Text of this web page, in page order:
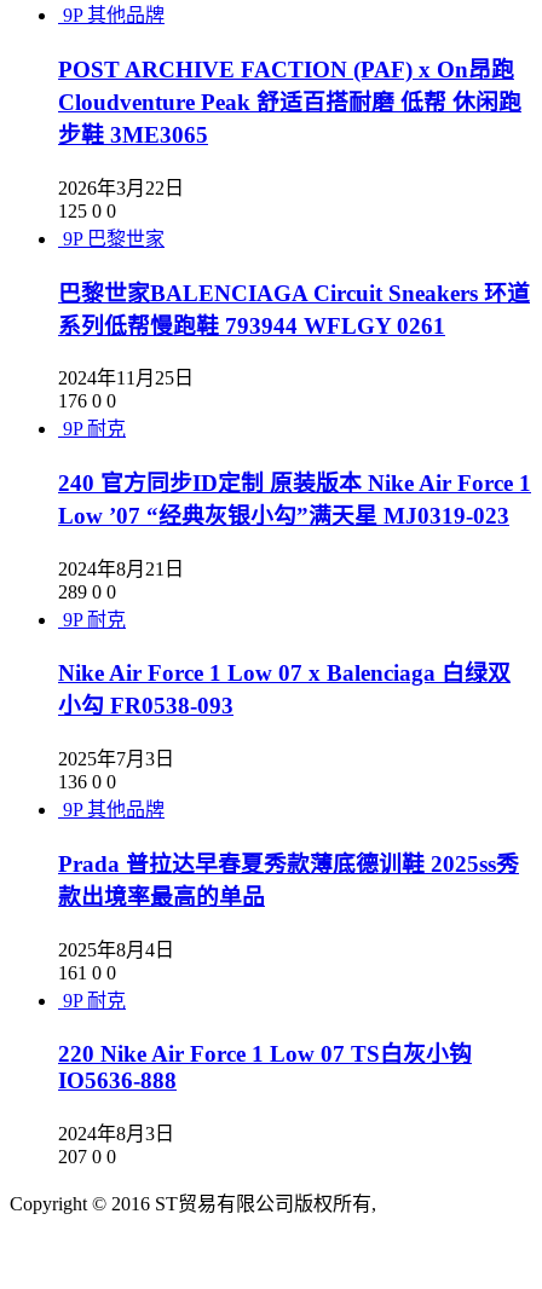
9P 其他品牌
POST ARCHIVE FACTION (PAF) x On昂跑
Cloudventure Peak 舒适百搭耐磨 低帮 休闲跑
步鞋 3ME3065
2026年3月22日
125 0 0
9P 巴黎世家
巴黎世家BALENCIAGA Circuit Sneakers 环道
系列低帮慢跑鞋 793944 WFLGY 0261
2024年11月25日
176 0 0
9P 耐克
240 官方同步ID定制 原装版本 Nike Air Force 1
Low ’07 “经典灰银小勾”满天星 MJ0319-023
2024年8月21日
289 0 0
9P 耐克
Nike Air Force 1 Low 07 x Balenciaga 白绿双
小勾 FR0538-093
2025年7月3日
136 0 0
9P 其他品牌
Prada 普拉达早春夏秀款薄底德训鞋 2025ss秀
款出境率最高的单品
2025年8月4日
161 0 0
9P 耐克
220 Nike Air Force 1 Low 07 TS白灰小钩
IO5636-888
2024年8月3日
207 0 0
Copyright © 2016 ST贸易有限公司版权所有,